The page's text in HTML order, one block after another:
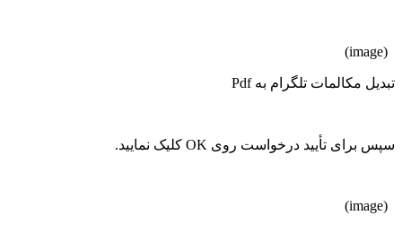
(image)
تبدیل مکالمات تلگرام به Pdf
سپس برای تأیید درخواست روی OK کلیک نمایید.
(image)